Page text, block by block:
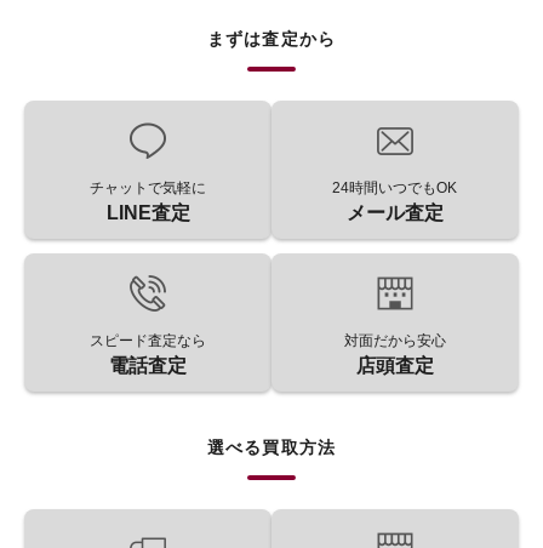
まずは査定から
チャットで気軽に
LINE査定
24時間いつでもOK
メール査定
スピード査定なら
電話査定
対面だから安心
店頭査定
選べる買取方法